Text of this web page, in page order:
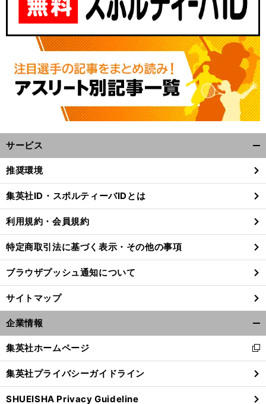
サービス
閉
る
推奨環境
集英社ID・スポルティーバIDとは
利用規約・会員規約
特定商取引法に基づく表示・その他の事項
ブラウザプッシュ通知について
サイトマップ
企業情報
閉
る
集英社ホームページ
新
し
い
ウ
ィ
集英社プライバシーガイドライン
SHUEISHA Privacy Guideline